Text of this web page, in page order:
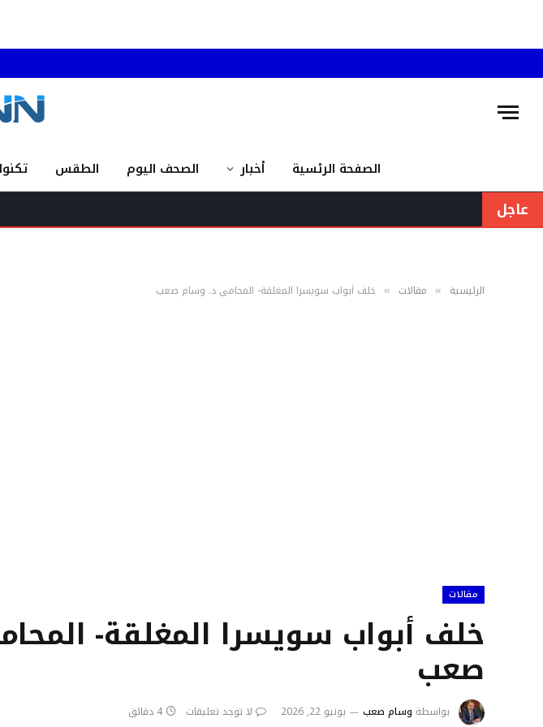
الصفحة الرئسية أخبار الصحف اليوم الطقس
عاجل
الرئيسية » مقالات » خلف أبواب سويسرا المغلقة- المحامي د. وسام صعب
مقالات
خلف أبواب سويسرا المغلقة-
صعب
بواسطة وسام صعب يونيو 22, 2026 لا توجد تعليقات 4 دقائق